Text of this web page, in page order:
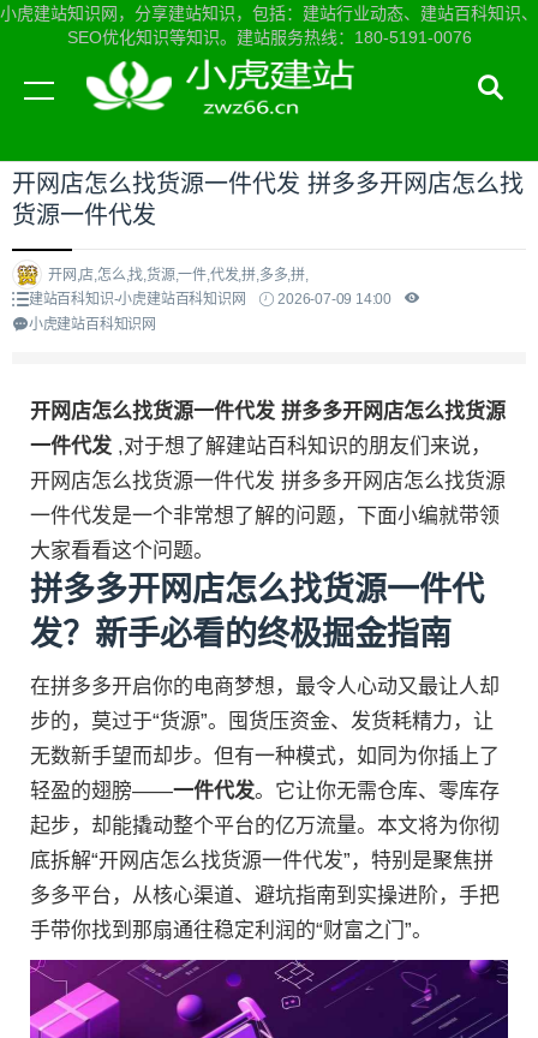
小虎建站知识网，分享建站知识，包括：建站行业动态、建站百科知识、
SEO优化知识等知识。建站服务热线：180-5191-0076
当前位置：小虎建站知识网首页>建站百科知识
开网店怎么找货源一件代发 拼多多开网店怎么找
货源一件代发
开网,店,怎么,找,货源,一件,代发,拼,多多,拼,
建站百科知识-小虎建站百科知识网
2026-07-09 14:00
小虎建站百科知识网
开网店怎么找货源一件代发 拼多多开网店怎么找货源
一件代发 ,对于想了解建站百科知识的朋友们来说，
开网店怎么找货源一件代发 拼多多开网店怎么找货源
一件代发是一个非常想了解的问题，下面小编就带领
大家看看这个问题。
拼多多开网店怎么找货源一件代
发？新手必看的终极掘金指南
在拼多多开启你的电商梦想，最令人心动又最让人却
步的，莫过于“货源”。囤货压资金、发货耗精力，让
无数新手望而却步。但有一种模式，如同为你插上了
轻盈的翅膀——一件代发。它让你无需仓库、零库存
起步，却能撬动整个平台的亿万流量。本文将为你彻
底拆解“开网店怎么找货源一件代发”，特别是聚焦拼
多多平台，从核心渠道、避坑指南到实操进阶，手把
手带你找到那扇通往稳定利润的“财富之门”。